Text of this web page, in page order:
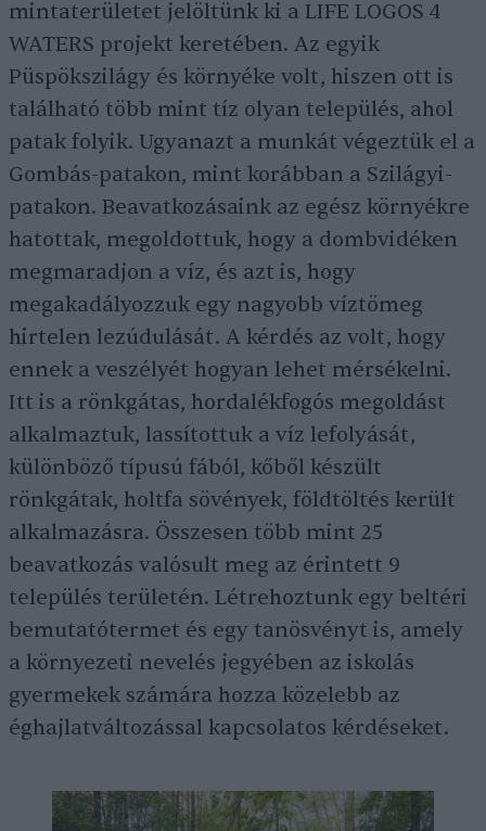
mintaterületet jelöltünk ki a LIFE LOGOS 4
WATERS projekt keretében. Az egyik
Püspökszilágy és környéke volt, hiszen ott is
található több mint tíz olyan település, ahol
patak folyik. Ugyanazt a munkát végeztük el a
Gombás-patakon, mint korábban a Szilágyi-
patakon. Beavatkozásaink az egész környékre
hatottak, megoldottuk, hogy a dombvidéken
megmaradjon a víz, és azt is, hogy
megakadályozzuk egy nagyobb víztömeg
hirtelen lezúdulását. A kérdés az volt, hogy
ennek a veszélyét hogyan lehet mérsékelni.
Itt is a rönkgátas, hordalékfogós megoldást
alkalmaztuk, lassítottuk a víz lefolyását,
különböző típusú fából, kőből készült
rönkgátak, holtfa sövények, földtöltés került
alkalmazásra. Összesen több mint 25
beavatkozás valósult meg az érintett 9
település területén. Létrehoztunk egy beltéri
bemutatótermet és egy tanösvényt is, amely
a környezeti nevelés jegyében az iskolás
gyermekek számára hozza közelebb az
éghajlatváltozással kapcsolatos kérdéseket.